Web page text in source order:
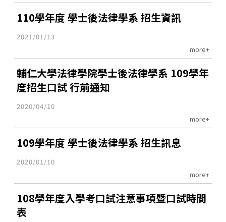
110學年度 學士後法律學系 招生資訊
2021/01/13
more+
輔仁大學法律學院學士後法律學系 109學年
度招生口試 行前通知
2020/04/10
more+
109學年度 學士後法律學系 招生訊息
2020/01/10
more+
108學年度入學考口試注意事項暨口試時間
表